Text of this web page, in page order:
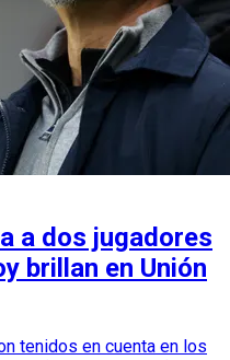
a dos jugadores
brillan en Unión
tenidos en cuenta en los